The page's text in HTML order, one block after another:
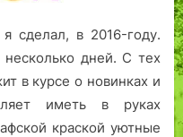
сделал, в 2016-году.
несколько дней. С тех
в курсе о новинках и
иметь в руках
краской уютные